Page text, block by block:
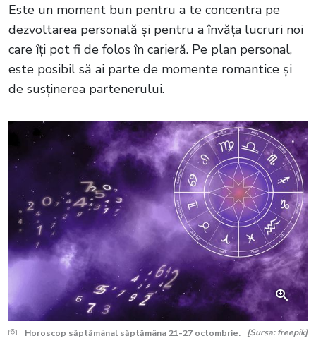
Este un moment bun pentru a te concentra pe
dezvoltarea personală și pentru a învăța lucruri noi
care îți pot fi de folos în carieră. Pe plan personal,
este posibil să ai parte de momente romantice și
de susținerea partenerului.
Horoscop săptămânal săptămâna 21-27 octombrie. [Sursa: freepik]